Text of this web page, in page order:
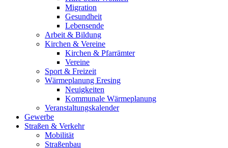
Migration
Gesundheit
Lebensende
Arbeit & Bildung
Kirchen & Vereine
Kirchen & Pfarrämter
Vereine
Sport & Freizeit
Wärmeplanung Eresing
Neuigkeiten
Kommunale Wärmeplanung
Veranstaltungskalender
Gewerbe
Straßen & Verkehr
Mobilität
Straßenbau